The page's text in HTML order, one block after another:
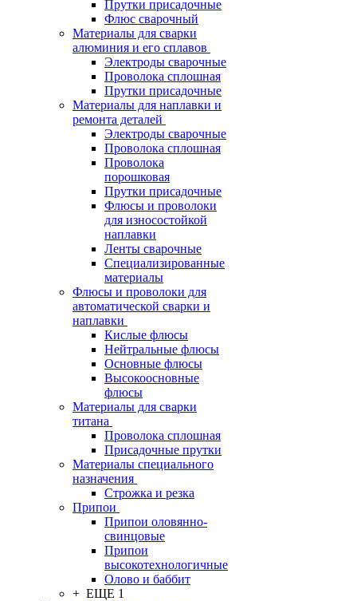
Прутки присадочные
Флюс сварочный
Материалы для сварки
алюминия и его сплавов
Электроды сварочные
Проволока сплошная
Прутки присадочные
Материалы для наплавки и
ремонта деталей
Электроды сварочные
Проволока сплошная
Проволока
порошковая
Прутки присадочные
Флюсы и проволоки
для износостойкой
наплавки
Ленты сварочные
Специализированные
материалы
Флюсы и проволоки для
автоматической сварки и
наплавки
Кислые флюсы
Нейтральные флюсы
Основные флюсы
Высокоосновные
флюсы
Материалы для сварки
титана
Проволока сплошная
Присадочные прутки
Материалы специального
назначения
Строжка и резка
Припои
Припои оловянно-
свинцовые
Припои
высокотехнологичные
Олово и баббит
+ ЕЩЕ 1